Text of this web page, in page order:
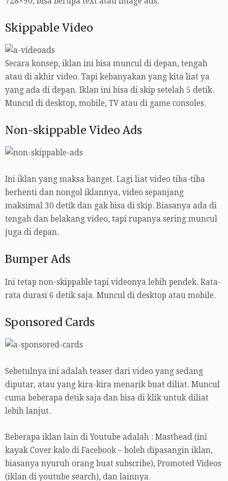
Skippable Video
Secara konsep, iklan ini bisa muncul di depan, tengah
atau di akhir video. Tapi kebanyakan yang kita liat ya
yang ada di depan. Iklan ini bisa di skip setelah 5 detik.
Muncul di desktop, mobile, TV atau di game consoles.
Non-skippable Video Ads
Ini iklan yang maksa banget. Lagi liat video tiba-tiba
berhenti dan nongol iklannya, video sepanjang
maksimal 30 detik dan gak bisa di skip. Biasanya ada di
tengah dan belakang video, tapi rupanya sering muncul
juga di depan.
Bumper Ads
Ini tetap non-skippable tapi videonya lebih pendek. Rata-
rata durasi 6 detik saja. Muncul di desktop atau mobile.
Sponsored Cards
Sebetulnya ini adalah teaser dari video yang sedang
diputar, atau yang kira-kira menarik buat diliat. Muncul
cuma beberapa detik saja dan bisa di klik untuk diliat
lebih lanjut.
Beberapa iklan lain di Youtube adalah : Masthead (ini
kayak Cover kalo di Facebook – boleh dipasangin iklan,
biasanya nyuruh orang buat subscribe), Promoted Videos
(iklan di youtube search), dan lainnya.